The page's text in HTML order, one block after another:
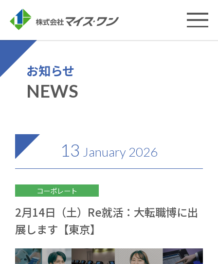
お知らせ
NEWS
13 January 2026
コーポレート
2月14日（土）Re就活：大転職博に出
展します【東京】